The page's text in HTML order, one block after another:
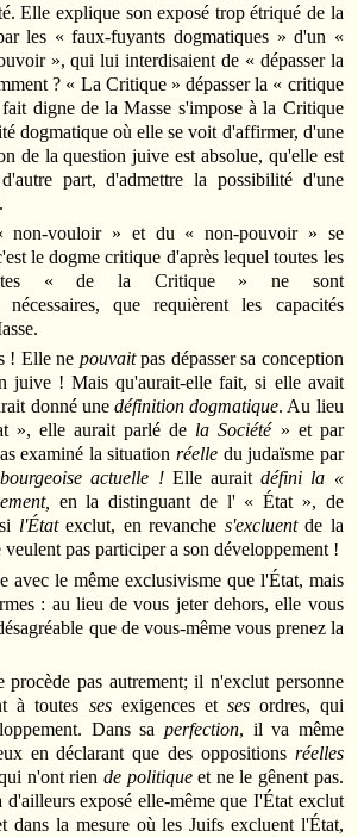
Elle explique son exposé trop étriqué de la
les « faux-fuyants dogmatiques » d'un «
», qui lui interdisaient de « dépasser la
? « La Critique » dépasser la « critique
digne de la Masse s'impose à la Critique
dogmatique où elle se voit d'affirmer, d'une
de la question juive est absolue, qu'elle est
part, d'admettre la possibilité d'une
non-vouloir » et du « non-pouvoir » se
le dogme critique d'après lequel toutes les
« de la Critique » ne sont
nécessaires, que requièrent les capacités
! Elle ne pouvaitpas dépasser sa conception
juive ! Mais qu'aurait-elle fait, si elle avait
donné unedéfinition dogmatique. Au lieu
», elle aurait parlé de la Société » et par
examiné la situation réelle du judaïsme par
bourgeoise actuelle ! Elle auraitdéfini la «
en la distinguant de l' « État », de
l'Étatexclut, en revanche s'excluentde la
veulent pas participer a son développement !
avec le même exclusivisme que l'État, mais
: au lieu de vous jeter dehors, elle vous
que de vous-même vous prenez la
pas autrement; il n'exclut personne
à toutes ses exigences et sesordres, qui
Dans sa perfection, il va même
en déclarant que des oppositions réelles
n'ont rien de politiqueet ne le gênent pas.
exposé elle-même que I'État exclut
dans la mesure où les Juifs excluent l'État,